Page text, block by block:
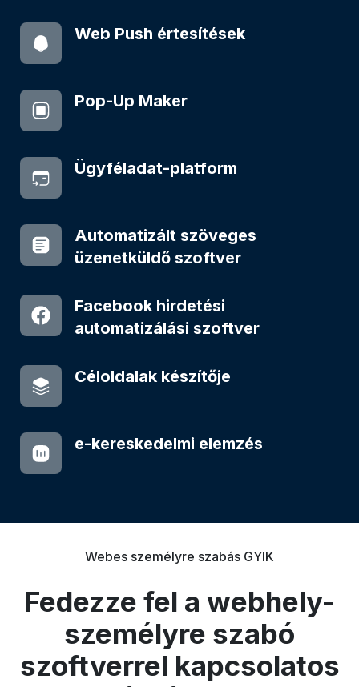
Web Push értesítések
Pop-Up Maker
Ügyféladat-platform
Automatizált szöveges
üzenetküldő szoftver
Facebook hirdetési
automatizálási szoftver
Céloldalak készítője
e-kereskedelmi elemzés
Webes személyre szabás GYIK
Fedezze fel a webhely-
személyre szabó
szoftverrel kapcsolatos